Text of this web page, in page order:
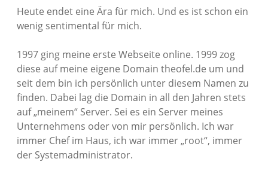
Heute endet eine Ära für mich. Und es ist schon ein
wenig sentimental für mich.
1997 ging meine erste Webseite online. 1999 zog
diese auf meine eigene Domain theofel.de um und
seit dem bin ich persönlich unter diesem Namen zu
finden. Dabei lag die Domain in all den Jahren stets
auf „meinem“ Server. Sei es ein Server meines
Unternehmens oder von mir persönlich. Ich war
immer Chef im Haus, ich war immer „root“, immer
der Systemadministrator.